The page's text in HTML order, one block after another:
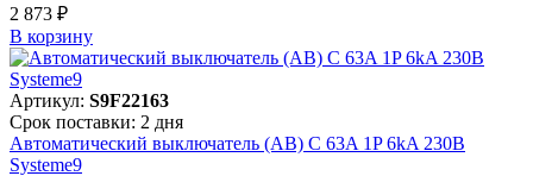
2 873 ₽
В корзинy
Артикул: S9F22163
Срок поставки: 2 дня
Автоматический выключатель (АВ) C 63A 1P 6kA 230В
Systeme9